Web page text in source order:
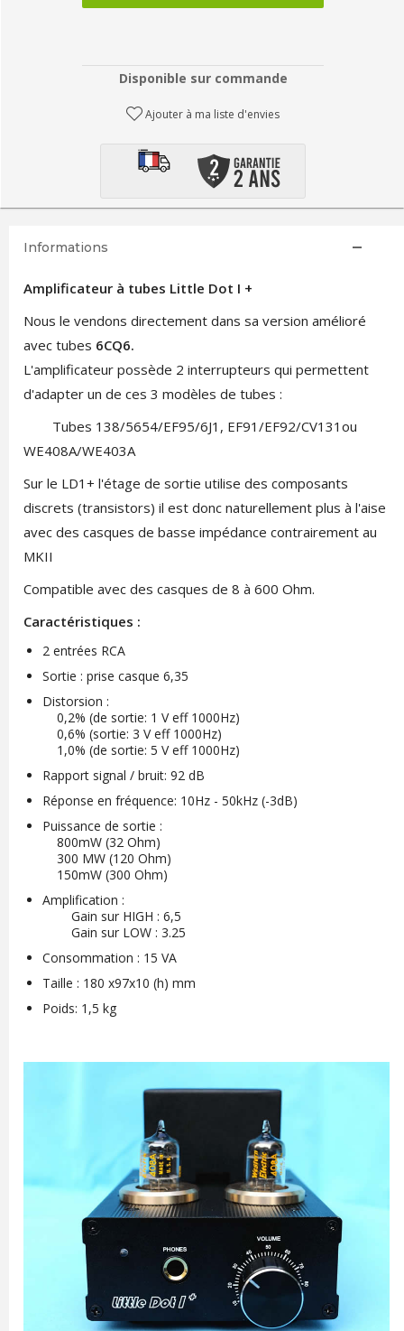
Disponible sur commande
Ajouter à ma liste d'envies
Informations
Amplificateur à tubes Little Dot I +
Nous le vendons directement dans sa version amélioré
avec tubes 6CQ6.
L'amplificateur possède 2 interrupteurs qui permettent
d'adapter un de ces 3 modèles de tubes :
Tubes 138/5654/EF95/6J1, EF91/EF92/CV131ou
WE408A/WE403A
Sur le LD1+ l'étage de sortie utilise des composants
discrets (transistors) il est donc naturellement plus à l'aise
avec des casques de basse impédance contrairement au
MKII
Compatible avec des casques de 8 à 600 Ohm.
Caractéristiques :
2 entrées RCA
Sortie : prise casque 6,35
Distorsion :
0,2% (de sortie: 1 V eff 1000Hz)
0,6% (sortie: 3 V eff 1000Hz)
1,0% (de sortie: 5 V eff 1000Hz)
Rapport signal / bruit: 92 dB
Réponse en fréquence: 10Hz - 50kHz (-3dB)
Puissance de sortie :
800mW (32 Ohm)
300 MW (120 Ohm)
150mW (300 Ohm)
Amplification :
Gain sur HIGH : 6,5
Gain sur LOW : 3.25
Consommation : 15 VA
Taille : 180 x97x10 (h) mm
Poids: 1,5 kg